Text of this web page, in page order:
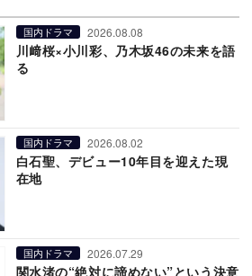
国内ドラマ 2026.08.08
川﨑桜×小川彩、乃木坂46の未来を語
る
国内ドラマ 2026.08.02
白石聖、デビュー10年目を迎えた現
在地
国内ドラマ 2026.07.29
関水渚の“絶対に諦めない”という決意